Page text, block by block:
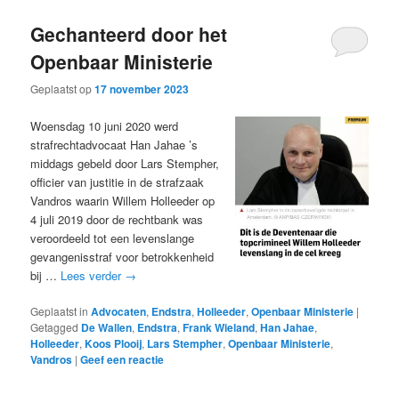
Gechanteerd door het
Openbaar Ministerie
Geplaatst op17 november 2023
Woensdag 10 juni 2020 werd
strafrechtadvocaat Han Jahae ’s
middags gebeld door Lars Stempher,
officier van justitie in de strafzaak
Vandros waarin Willem Holleeder op
4 juli 2019 door de rechtbank was
veroordeeld tot een levenslange
gevangenisstraf voor betrokkenheid
bij … Lees verder →
Geplaatst in Advocaten, Endstra,Holleeder,Openbaar Ministerie |
Getagged De Wallen, Endstra,Frank Wieland,Han Jahae,
Holleeder,Koos Plooij, Lars Stempher,Openbaar Ministerie,
Vandros |Geef een reactie